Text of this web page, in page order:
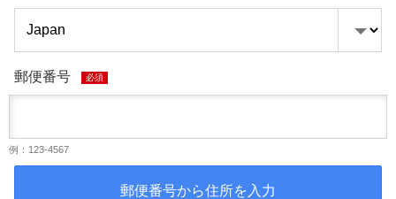
郵便番号 必須
例：123-4567
郵便番号から住所を入力